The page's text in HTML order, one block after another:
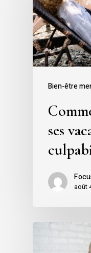
Bien-être
ses
août